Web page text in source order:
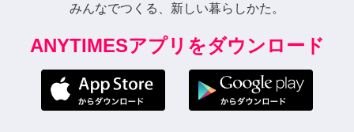
みんなでつくる、新しい暮らしかた。
ANYTIMESアプリをダウンロード